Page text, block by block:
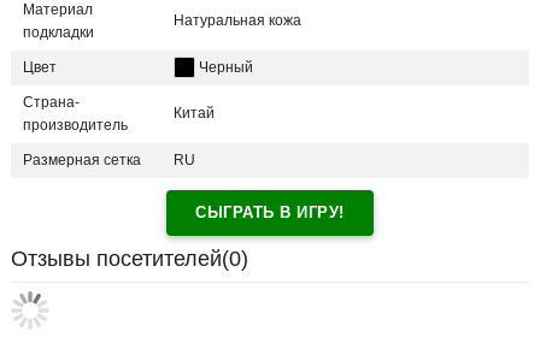
Материал
подкладки
Натуральная кожа
Цвет Черный
Страна-
производитель
Китай
Размерная сетка RU
СЫГРАТЬ В ИГРУ!
Отзывы посетителей(0)